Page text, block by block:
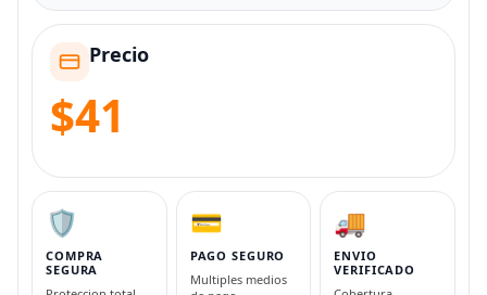
Precio
$41
🛡️
COMPRA
SEGURA
💳
PAGO SEGURO
Multiples medios
🚚
ENVIO
VERIFICADO